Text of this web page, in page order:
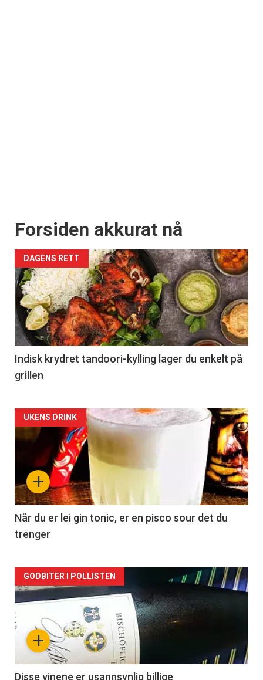
Forsiden akkurat nå
DAGENS RETT
Indisk krydret tandoori-kylling lager du enkelt på
grillen
Forsiden
akkurat
nå
-
2
+
UKENS DRINK
Når du er lei gin tonic, er en pisco sour det du
trenger
Forsiden
akkurat
nå+
GODBITER I POLLISTEN
Disse vinene er usannsynlig billige